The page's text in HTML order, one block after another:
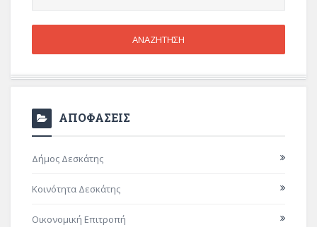
ΑΠΟΦΑΣΕΙΣ
Δήμος Δεσκάτης
Κοινότητα Δεσκάτης
Οικονομική Επιτροπή